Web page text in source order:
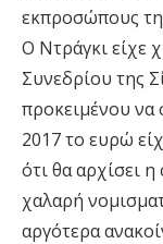
εκπροσώπους
Ο Ντράγκι είχε
Συνεδρίου της
προκειμένου να
2017 το ευρώ
ότι θα αρχίσει
χαλαρή
αργότερα